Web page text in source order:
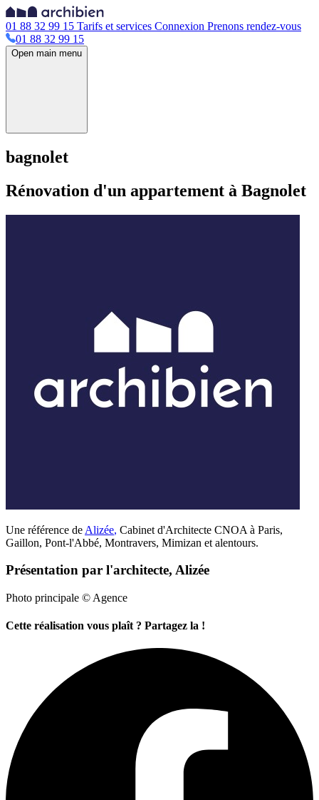
01 88 32 99 15 Tarifs et services Connexion Prenons rendez-vous
01 88 32 99 15
Open main menu
bagnolet
Rénovation d'un appartement à Bagnolet
Une référence de Alizée, Cabinet d'Architecte CNOA à Paris,
Gaillon, Pont-l'Abbé, Montravers, Mimizan et alentours.
Présentation par l'architecte, Alizée
Photo principale © Agence
Cette réalisation vous plaît ? Partagez la !